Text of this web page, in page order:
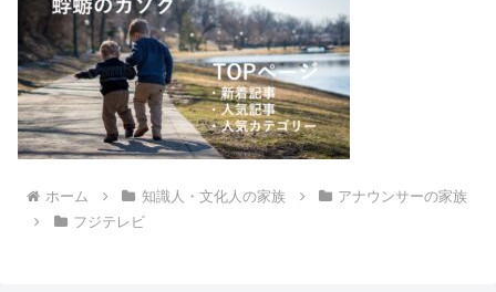
ホーム 知識人・文化人の家族
アナウンサーの家族
フジテレビ